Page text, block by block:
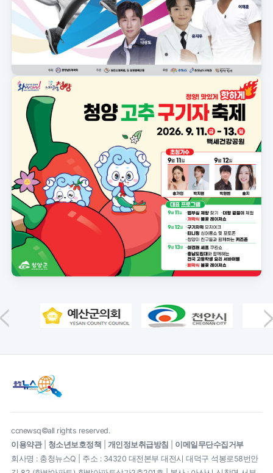
ccnewsq©all rights reserved.
이용약관| 청소년보호정책 개인정보취급방침
이메일무단수집거부
회사명 : 충청뉴스Q | 주소 : 34320 대전본부 대전시 대덕구 석봉로58번안